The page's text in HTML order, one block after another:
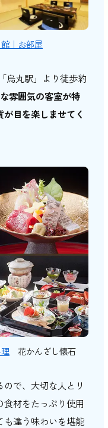
｜お部屋
烏丸駅」より徒歩約
雰囲気の客室が特
目を楽しませてく
花かんざし懐石
で、大切な人とリ
材をたっぷり使用
も違う味わいを堪能